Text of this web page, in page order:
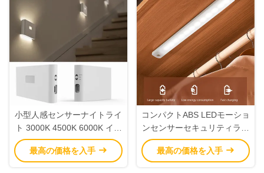
小型人感センサーナイトライ
ト 3000K 4500K 6000K イン
テリジェント連動感知
最高の価格を入手
コンパクトABS LEDモーショ
ンセンサーセキュリティライ
ト 3000K-7000K 可変色温度
最高の価格を入手